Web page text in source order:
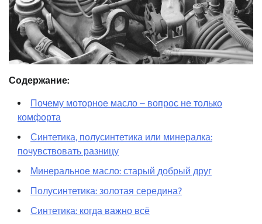
Содержание:
Почему моторное масло – вопрос не только
комфорта
Синтетика, полусинтетика или минералка:
почувствовать разницу
Минеральное масло: старый добрый друг
Полусинтетика: золотая середина?
Синтетика: когда важно всё